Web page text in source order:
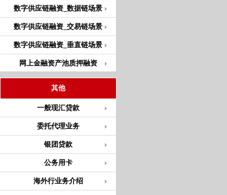
数字供应链融资_数据链场景
数字供应链融资_交易链场景
数字供应链融资_垂直链场景
网上金融资产池质押融资
其他
一般现汇贷款
委托代理业务
银团贷款
公务用卡
海外行业务介绍